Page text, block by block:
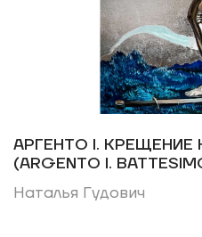
АРГЕНТО I. КРЕЩЕНИЕ
(ARGENTO I.
Наталья Гудович